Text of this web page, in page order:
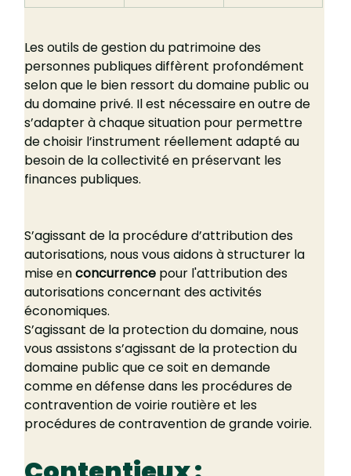
Les outils de gestion du patrimoine des
personnes publiques diffèrent profondément
selon que le bien ressort du domaine public ou
du domaine privé. Il est nécessaire en outre de
s’adapter à chaque situation pour permettre
de choisir l’instrument réellement adapté au
besoin de la collectivité en préservant les
finances publiques.
S’agissant de la procédure d’attribution des
autorisations, nous vous aidons à structurer la
mise en concurrence pour l'attribution des
autorisations concernant des activités
économiques.
S’agissant de la protection du domaine, nous
vous assistons s’agissant de la protection du
domaine public que ce soit en demande
comme en défense dans les procédures de
contravention de voirie routière et les
procédures de contravention de grande voirie.